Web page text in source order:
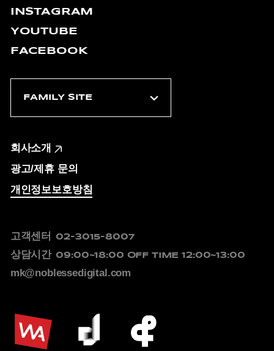
INSTAGRAM
YOUTUBE
FACEBOOK
회사소개
광고/제휴 문의
개인정보보호방침
고객센터 02-3015-8007
상담시간 09:00~18:00 OFF TIME 12:00~13:00
mk@noblessedigital.com